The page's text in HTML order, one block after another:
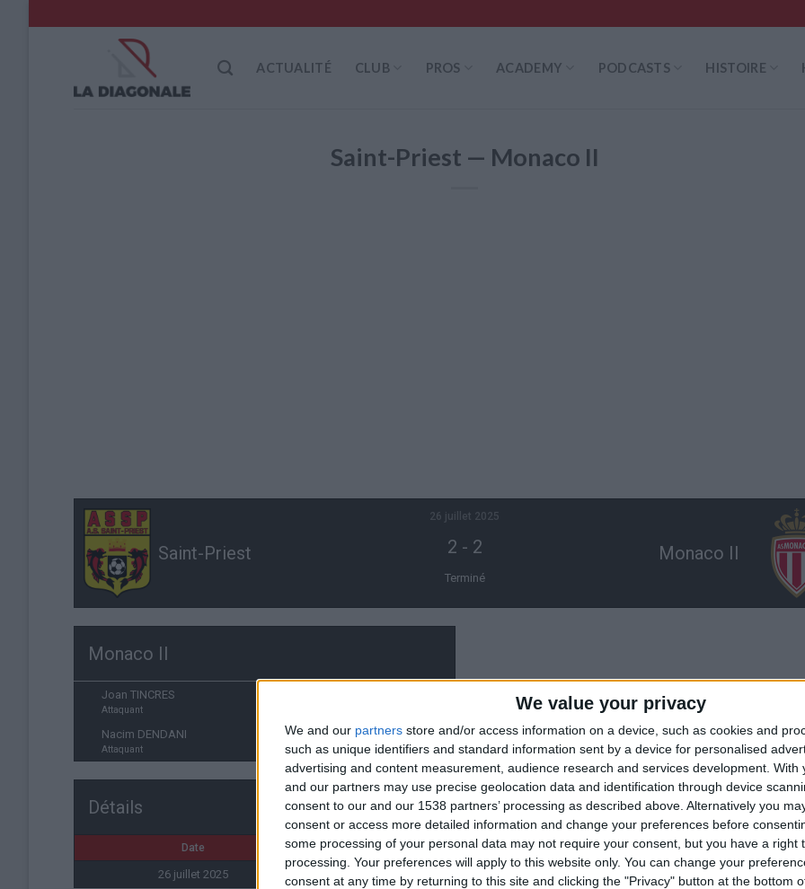
We value your privacy
We and our partners store and/or access information on a device, such as cookies and
such as unique identifiers and standard information sent by a device for personalised
advertising and content measurement, audience research and services development. With
and our partners may use precise geolocation data and identification through device
consent to our and our 1538 partners’ processing as described above. Alternatively you
consent or access more detailed information and change your preferences before
some processing of your personal data may not require your consent, but you have a right
processing. Your preferences will apply to this website only. You can change your
consent at any time by returning to this site and clicking the "Privacy" button at the bottom
to
ACTUALITÉ CLUB PROS ACADEMY PODCASTS HISTOIRE
Saint-Priest — Monaco II
Saint-Priest Monaco II
26 juillet 2025
2 - 2
Terminé
Monaco II
Joan TINCRES
Attaquant
Nacim DENDANI
Attaquant
Détails
Date Heure Compétition Saison
26 juillet 2025 18h00 Amical 2025-2026